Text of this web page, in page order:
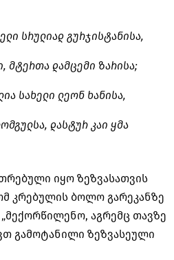
სრულიად გურჯისტანისა,
მტერთა დამცემი ზარისა;
სახელი ლეონ ხანისა,
დასტურ კაი ყმა
იყო ზეზვასათვის
კრებულის ბოლო გარეკანზე
აგრემც თავზე
გამოტანილი ზეზვასეული